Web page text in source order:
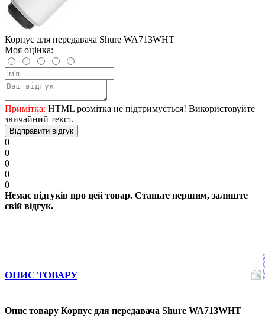
Корпус для передавача Shure WA713WHT
Моя оцінка:
Примітка: HTML розмітка не підтримується! Використовуйте
звичайний текст.
Відправити відгук
0
0
0
0
0
Немає відгуків про цей товар. Станьте першим, залиште
свій відгук.
ОПИС ТОВАРУ
Опис товару Корпус для передавача Shure WA713WHT